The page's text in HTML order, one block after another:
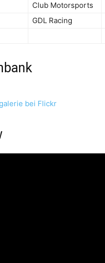
Club Motorsports
GDL Racing
bei Flickr